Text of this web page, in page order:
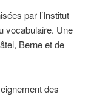
par l’Institut
vocabulaire. Une
Berne et de
des